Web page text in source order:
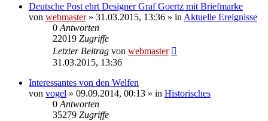
Deutsche Post ehrt Designer Graf Goertz mit Briefmarke
von webmaster» 31.03.2015, 13:36 » in Aktuelle Ereignisse
0 Antworten
22019 Zugriffe
Letzter Beitrag von webmaster
31.03.2015, 13:36
Interessantes von den Welfen
von vogel » 09.09.2014, 00:13 » in Historisches
0 Antworten
35279 Zugriffe